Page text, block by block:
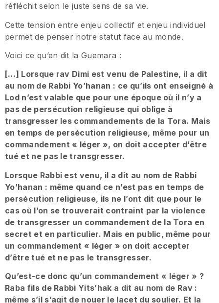
réfléchit selon le juste sens de sa vie.
Cette tension entre enjeu collectif et enjeu individuel
permet de penser notre statut face au monde.
Voici ce qu’en dit la Guemara :
[…] Lorsque rav Dimi est venu de Palestine, il a dit
au nom de Rabbi Yo’hanan : ce qu’ils ont enseigné à
Lod n’est valable que pour une époque où il n’y a
pas de persécution religieuse qui oblige à
transgresser les commandements de la Tora. Mais
en temps de persécution religieuse, même pour un
commandement « léger », on doit accepter d’être
tué et ne pas le transgresser.
Lorsque Rabbi est venu, il a dit au nom de Rabbi
Yo’hanan : même quand ce n’est pas en temps de
persécution religieuse, ils ne l’ont dit que pour le
cas où l’on se trouverait contraint par la violence
de transgresser un commandement de la Tora en
secret et en particulier. Mais en public, même pour
un commandement « léger » on doit accepter
d’être tué et ne pas le transgresser.
Qu’est-ce donc qu’un commandement « léger » ?
Raba fils de Rabbi Yits’hak a dit au nom de Rav :
même s’il s’agit de nouer le lacet du soulier. Et la